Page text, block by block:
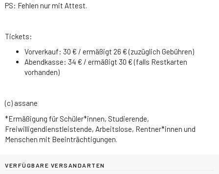
PS: Fehlen nur mit Attest.
Tickets:
Vorverkauf: 30 € / ermäßigt 26 € (zuzüglich Gebühren)
Abendkasse: 34 € / ermäßigt 30 € (falls Restkarten
vorhanden)
(c) assane
*Ermäßigung für Schüler*innen, Studierende,
Freiwilligendienstleistende, Arbeitslose, Rentner*innen und
Menschen mit Beeinträchtigungen.
VERFÜGBARE VERSANDARTEN